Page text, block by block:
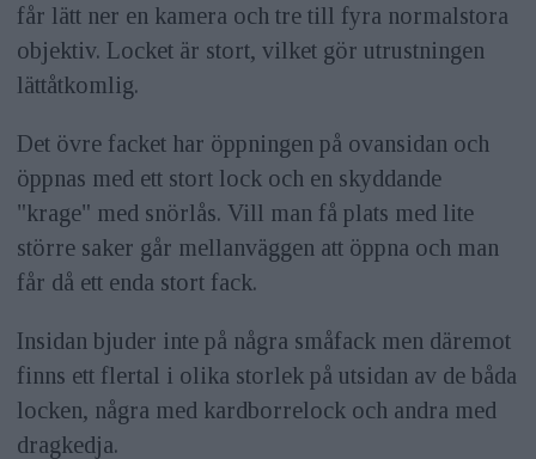
får lätt ner en kamera och tre till fyra normalstora
objektiv. Locket är stort, vilket gör utrustningen
lättåtkomlig.
Det övre facket har öppningen på ovansidan och
öppnas med ett stort lock och en skyddande
"krage" med snörlås. Vill man få plats med lite
större saker går mellanväggen att öppna och man
får då ett enda stort fack.
Insidan bjuder inte på några småfack men däremot
finns ett flertal i olika storlek på utsidan av de båda
locken, några med kardborrelock och andra med
dragkedja.